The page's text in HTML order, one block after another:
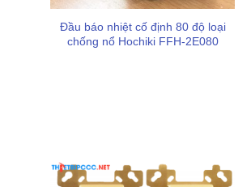
Đầu báo nhiệt cố định 80 độ loại
chống nổ Hochiki FFH-2E080